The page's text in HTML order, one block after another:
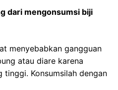
dari mengonsumsi biji
menyebabkan gangguan
atau diare karena
tinggi. Konsumsilah dengan